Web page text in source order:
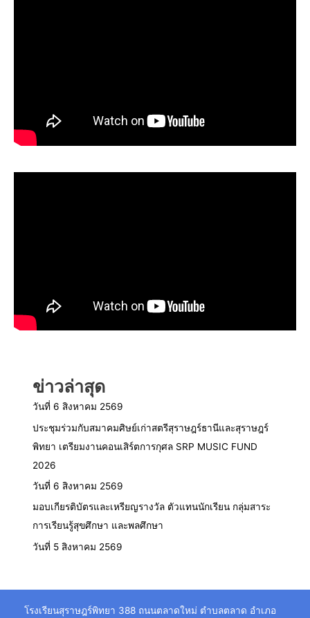
ข่าวล่าสุด
วันที่ 6 สิงหาคม 2569
ประชุมร่วมกับสมาคมศิษย์เก่าสตรีสุราษฎร์ธานีและสุราษฎร์
พิทยา เตรียมงานคอนเสิร์ตการกุศล SRP MUSIC FUND
2026
วันที่ 6 สิงหาคม 2569
มอบเกียรติบัตรและเหรียญรางวัล ตัวแทนนักเรียน กลุ่มสาระ
การเรียนรู้สุขศึกษา และพลศึกษา
วันที่ 5 สิงหาคม 2569
โรงเรียนสุราษฎร์พิทยา 388 ถนนตลาดใหม่ ตำบลตลาด อำเภอ